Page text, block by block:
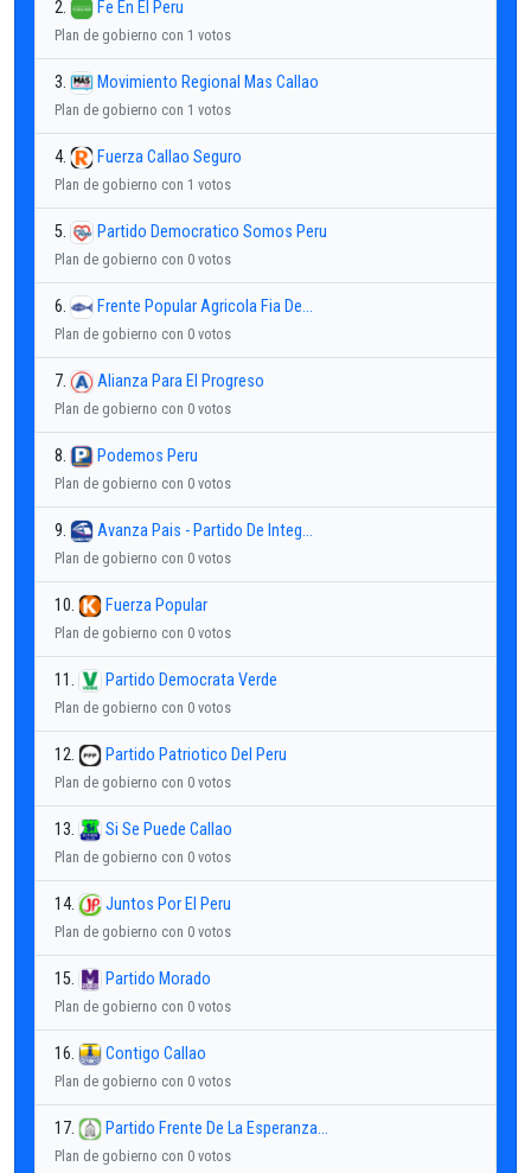
2. Fe En El Peru
Plan de gobierno con 1 votos
3. Movimiento Regional Mas Callao
Plan de gobierno con 1 votos
4. Fuerza Callao Seguro
Plan de gobierno con 1 votos
5. Partido Democratico Somos Peru
Plan de gobierno con 0 votos
6. Frente Popular Agricola Fia De...
Plan de gobierno con 0 votos
7. Alianza Para El Progreso
Plan de gobierno con 0 votos
8. Podemos Peru
Plan de gobierno con 0 votos
9. Avanza Pais - Partido De Integ...
Plan de gobierno con 0 votos
10. Fuerza Popular
Plan de gobierno con 0 votos
11. Partido Democrata Verde
Plan de gobierno con 0 votos
12. Partido Patriotico Del Peru
Plan de gobierno con 0 votos
13. Si Se Puede Callao
Plan de gobierno con 0 votos
14. Juntos Por El Peru
Plan de gobierno con 0 votos
15. Partido Morado
Plan de gobierno con 0 votos
16. Contigo Callao
Plan de gobierno con 0 votos
17. Partido Frente De La Esperanza...
Plan de gobierno con 0 votos